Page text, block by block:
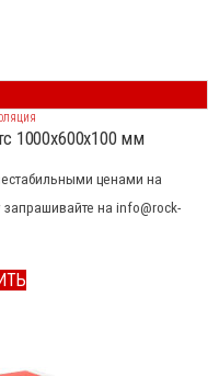
1000x600x100 мм
ценами на
на info@rock-